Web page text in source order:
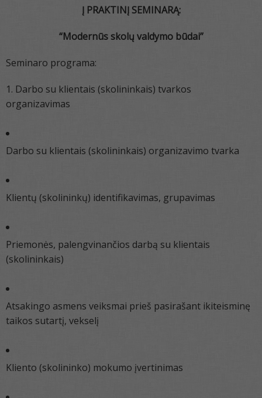
Į PRAKTINĮ SEMINARĄ:
“Modernūs skolų valdymo būdai”
Seminaro programa:
1. Darbo su klientais (skolininkais) tvarkos
organizavimas
Darbo su klientais (skolininkais) organizavimo tvarka
Klientų (skolininkų) identifikavimas, grupavimas
Priemonės, palengvinančios darbą su klientais
(skolininkais)
Atsakingo asmens veiksmai prieš pasirašant ikiteisminę
taikos sutartį, vekselį
Kliento (skolininko) mokumo įvertinimas